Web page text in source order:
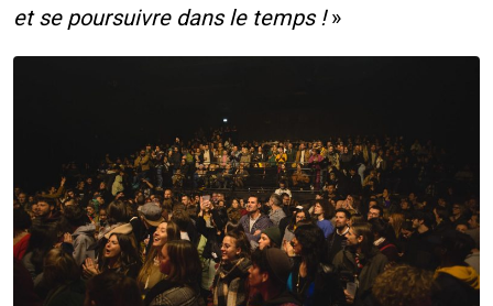
et se poursuivre dans le temps !»